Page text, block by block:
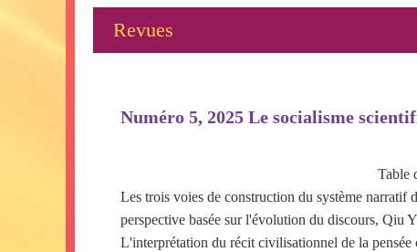
Revues
Numéro 5, 2025 Le socialisme
Table
Les trois voies de construction du système
perspective basée sur l'évolution du discours, Qiu
L'interprétation du récit civilisationnel de la